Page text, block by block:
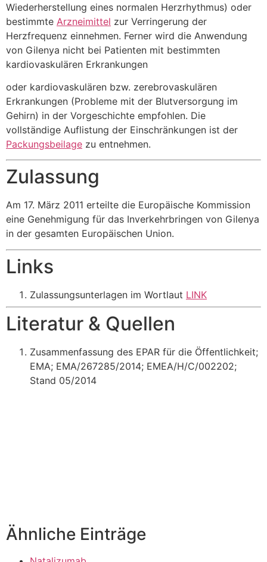
Wiederherstellung eines normalen Herzrhythmus) oder
bestimmte Arzneimittel zur Verringerung der
Herzfrequenz einnehmen. Ferner wird die Anwendung
von Gilenya nicht bei Patienten mit bestimmten
kardiovaskulären Erkrankungen
oder kardiovaskulären bzw. zerebrovaskulären
Erkrankungen (Probleme mit der Blutversorgung im
Gehirn) in der Vorgeschichte empfohlen. Die
vollständige Auflistung der Einschränkungen ist der
Packungsbeilage zu entnehmen.
Zulassung
Am 17. März 2011 erteilte die Europäische Kommission
eine Genehmigung für das Inverkehrbringen von Gilenya
in der gesamten Europäischen Union.
Links
Zulassungsunterlagen im Wortlaut LINK
Literatur & Quellen
Zusammenfassung des EPAR für die Öffentlichkeit;
EMA; EMA/267285/2014; EMEA/H/C/002202;
Stand 05/2014
Ähnliche Einträge